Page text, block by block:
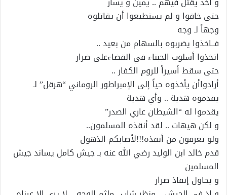
حتى خافوا و لم يستطيعوا أن يقاتلوه
وجهاً لـ وجه
فــاخذوا يضربوه بالسهام من بعيد ..
اتخذوا أسلوب الجبناء في القضاءعلى ضرار
حتى سقط أسيراً للروم الكفار ..
أرادواأن يأخذوه حياً إلى الإمبراطور الروماني “هرقل” لـ
يقدموه هدية .. وأي هدية
يقدموا له “الشيطان عاري الصدر”
و لكن هيهات .. لقد أنقذه المسلمون..
ولو تعرفون من أنقذه!!!لأصابكم الذهول
قدم خالد ابن الوليد رضي الله عنه بـ جيش كامل يساند جيش
المسلمين
و يحاول إنقاذ ضرار